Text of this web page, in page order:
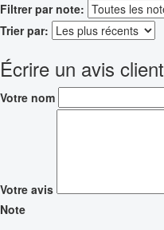
Filtrer par note:
Trier par:
Écrire un avis client
Votre nom
Votre avis
Note